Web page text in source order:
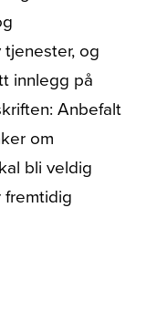
og
innlegg på
Anbefalt
om
bli veldig